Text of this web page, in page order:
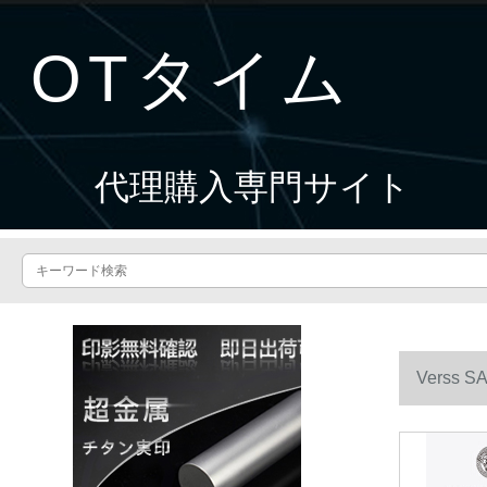
OTタイム
代理購入専門サイト
Verss